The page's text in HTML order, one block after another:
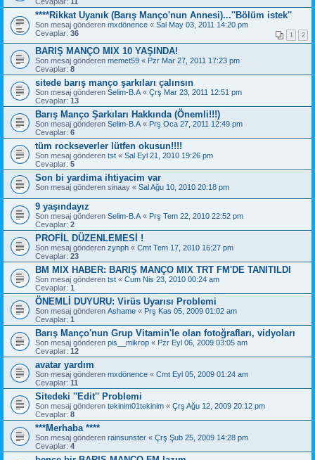
****Rikkat Uyanık (Barış Manço'nun Annesi)...''Bölüm istek''
Son mesaj gönderen mxdönence « Sal May 03, 2011 14:20 pm
Cevaplar: 36 1 2
BARIŞ MANÇO MIX 10 YAŞINDA!
Son mesaj gönderen memet59 « Pzr Mar 27, 2011 17:23 pm
Cevaplar: 8
sitede barış manço şarkıları çalınsın
Son mesaj gönderen Selim-B.A « Çrş Mar 23, 2011 12:51 pm
Cevaplar: 13
Barış Manço Şarkıları Hakkında (Önemli!!!)
Son mesaj gönderen Selim-B.A « Prş Oca 27, 2011 12:49 pm
Cevaplar: 6
tüm rockseverler lütfen okusun!!!!
Son mesaj gönderen tst « Sal Eyl 21, 2010 19:26 pm
Cevaplar: 5
Son bi yardima ihtiyacim var
Son mesaj gönderen sinaay « Sal Ağu 10, 2010 20:18 pm
9 yaşındayız
Son mesaj gönderen Selim-B.A « Prş Tem 22, 2010 22:52 pm
Cevaplar: 2
PROFİL DÜZENLEMESİ !
Son mesaj gönderen zynph « Cmt Tem 17, 2010 16:27 pm
Cevaplar: 23
BM MIX HABER: BARIŞ MANÇO MIX TRT FM'DE TANITILDI
Son mesaj gönderen tst « Cum Nis 23, 2010 00:24 am
Cevaplar: 1
ÖNEMLİ DUYURU: Virüs Uyarısı Problemi
Son mesaj gönderen Ashame « Prş Kas 05, 2009 01:02 am
Cevaplar: 1
Barış Manço'nun Grup Vitamin'le olan fotoğrafları, vidyoları
Son mesaj gönderen pis__mikrop « Pzr Eyl 06, 2009 03:05 am
Cevaplar: 12
avatar yardım
Son mesaj gönderen mxdönence « Cmt Eyl 05, 2009 01:24 am
Cevaplar: 11
Sitedeki ''Edit'' Problemi
Son mesaj gönderen tekinim01tekinim « Çrş Ağu 12, 2009 20:12 pm
Cevaplar: 8
***Merhaba ****
Son mesaj gönderen rainsunster « Çrş Şub 25, 2009 14:28 pm
Cevaplar: 4